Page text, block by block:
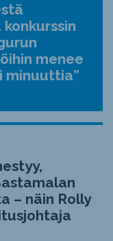
menee
minuuttia”
– näin Rolly